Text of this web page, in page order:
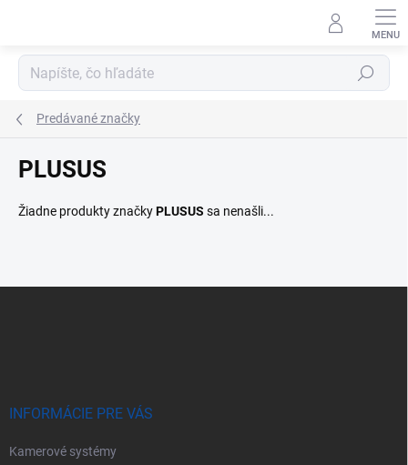
Hľadať
Predávané značky
PLUSUS
Žiadne produkty značkyPLUSUS sa nenašli...
INFORMÁCIE PRE VÁS
Kamerové systémy